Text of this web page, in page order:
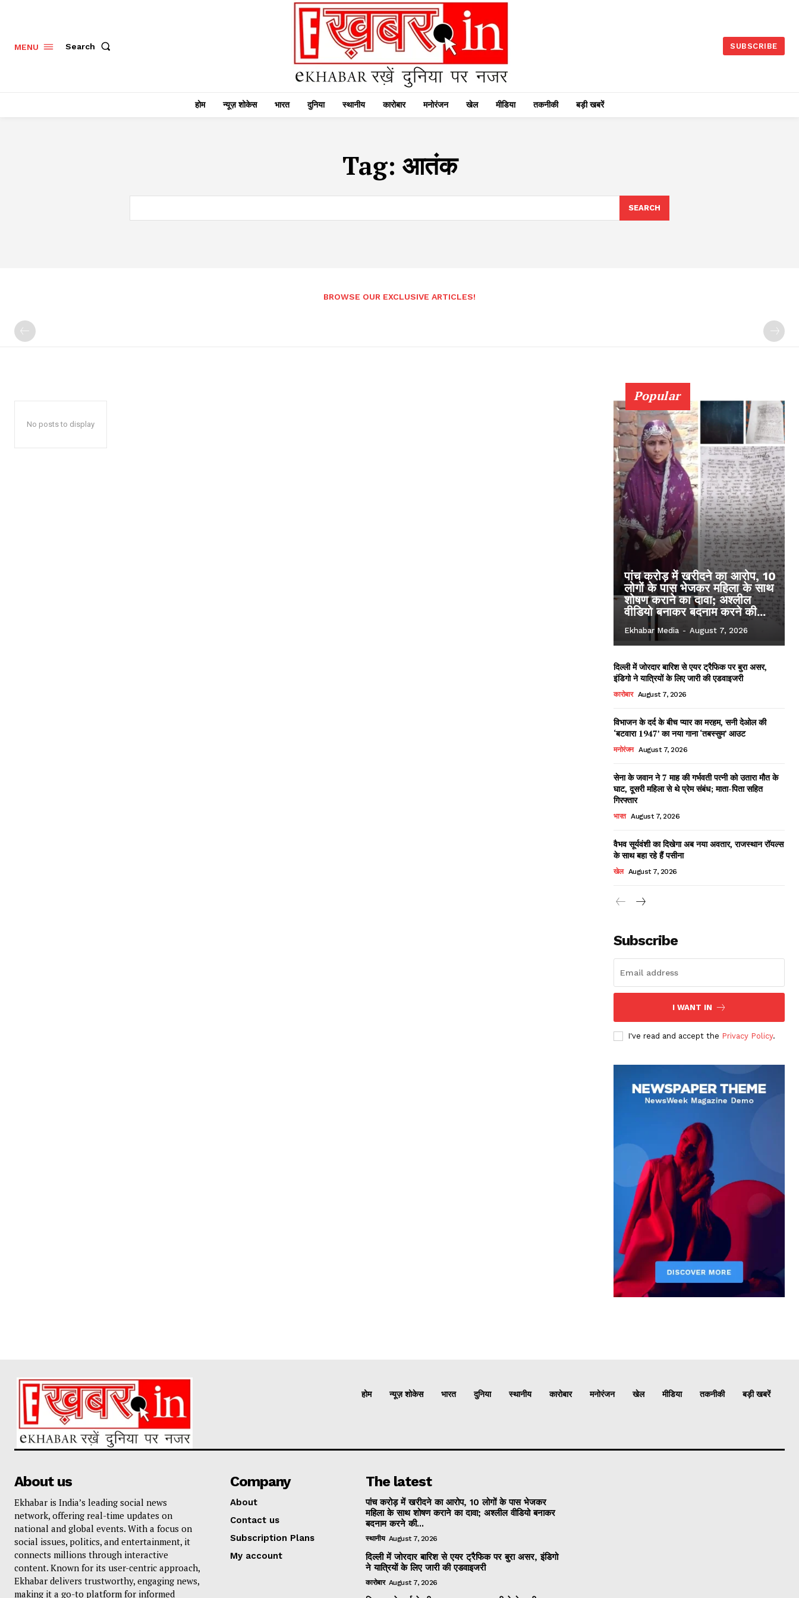
MENU Search SUBSCRIBE
होम न्यूज़ शोकेस भारत दुनिया स्थानीय कारोबार मनोरंजन खेल मीडिया तकनीकी बड़ी खबरें
Tag: आतंक
SEARCH
BROWSE OUR EXCLUSIVE ARTICLES!
No posts to display
Popular
पांच करोड़ में खरीदने का आरोप, 10
लोगों के पास भेजकर महिला के साथ
शोषण कराने का दावा; अश्लील
वीडियो बनाकर बदनाम करने की...
Ekhabar Media - August 7, 2026
दिल्ली में जोरदार बारिश से एयर ट्रैफिक पर बुरा असर,
इंडिगो ने यात्रियों के लिए जारी की एडवाइजरी
कारोबार August 7, 2026
विभाजन के दर्द के बीच प्यार का मरहम, सनी देओल की
‘बटवारा 1947’ का नया गाना ‘तबस्सुम’ आउट
मनोरंजन August 7, 2026
सेना के जवान ने 7 माह की गर्भवती पत्नी को उतारा मौत के
घाट, दूसरी महिला से थे प्रेम संबंध; माता-पिता सहित
गिरफ्तार
भारत August 7, 2026
वैभव सूर्यवंशी का दिखेगा अब नया अवतार, राजस्थान रॉयल्स
के साथ बहा रहे हैं पसीना
खेल August 7, 2026
Subscribe
I WANT IN
I've read and accept the Privacy Policy.
होम न्यूज़ शोकेस भारत दुनिया स्थानीय कारोबार मनोरंजन खेल मीडिया तकनीकी बड़ी खबरें
About us
Ekhabar is India’s leading social news
network, offering real-time updates on
national and global events. With a focus on
social issues, politics, and entertainment, it
connects millions through interactive
content. Known for its user-centric approach,
Ekhabar delivers trustworthy, engaging news,
making it a go-to platform for informed
Company
About
Contact us
Subscription Plans
My account
The latest
पांच करोड़ में खरीदने का आरोप, 10 लोगों के पास भेजकर
महिला के साथ शोषण कराने का दावा; अश्लील वीडियो बनाकर
बदनाम करने की...
स्थानीय August 7, 2026
दिल्ली में जोरदार बारिश से एयर ट्रैफिक पर बुरा असर, इंडिगो
ने यात्रियों के लिए जारी की एडवाइजरी
कारोबार August 7, 2026